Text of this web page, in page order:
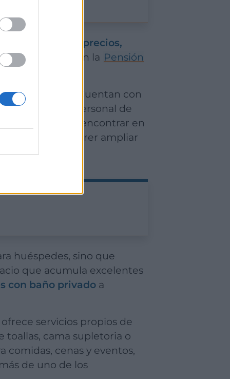
buenos precios,
con la Pensión
Guggenheim
. Cuentan con
hora por el personal de
que podemos encontrar en
te harán querer ampliar
huéspedes, sino que
que acumula excelentes
con baño privado a
toallas, cama supletoria o
comidas, cenas y eventos,
de uno de los